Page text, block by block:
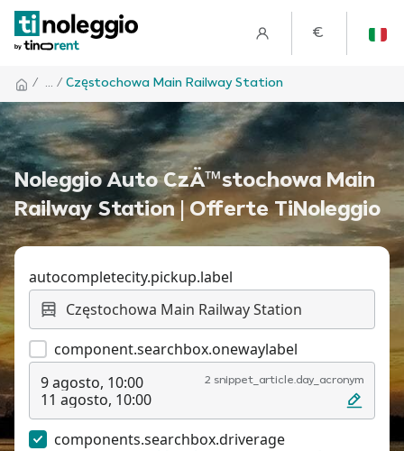
€
/ ... / Częstochowa Main Railway Station
Noleggio Auto CzÄ™stochowa Main
Railway Station | Offerte TiNoleggio
autocompletecity.pickup.label
component.searchbox.onewaylabel
9 agosto, 10:00
11 agosto, 10:00
2 snippet_article.day_acronym
components.searchbox.driverage